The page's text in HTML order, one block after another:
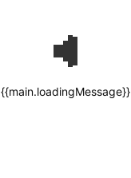
{{main.loadingMessage}}